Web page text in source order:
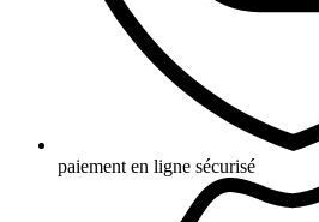
paiement en ligne sécurisé